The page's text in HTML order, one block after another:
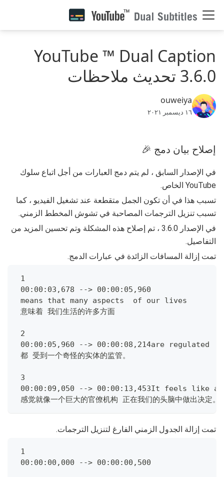
YouTube ™ Dual Caption
3.6.0 تحديث ملاحظات
ouweiya
١٦ ديسمبر ٢٠٢١
إصلاح بيان دمج 🎉
في الإصدار السابق ، لم يتم دمج العبارات من أجل اتباع سلوك
YouTube الخاص.
تسبب هذا في أن تكون الجمل متقطعة عند تشغيل الفيديو ، كما
تسبب تنزيل الترجمات المصاحبة في تشوش المخطط الزمني.
في الإصدار 3.6.0 ، تم إصلاح هذه المشكلة وتم تحسين المزيد من
التفاصيل.
تمت إزالة المسافات الزائدة في عبارات الدمج.
1
00:00:03,678 --> 00:00:05,960
means that many aspects  of our lives
意味着 我们生活的许多方面
2
00:00:05,960 --> 00:00:08,214are regulated
都 受到一个奇怪的实体的监管。
3
00:00:09,050 --> 00:00:13,453It feels like a
感觉就像一个巨大的官僚机构 正在我们的头脑中做出决定。
تمت إزالة الجدول الزمني الفارغ لتنزيل الترجمات.
1
00:00:00,000 --> 00:00:00,500